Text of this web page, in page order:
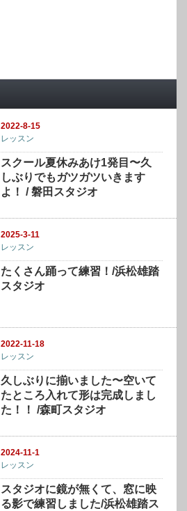
2022-8-15
レッスン
スクール夏休みあけ1発目〜久
しぶりでもガツガツいきます
よ！ / 磐田スタジオ
2025-3-11
レッスン
たくさん踊って練習！/浜松雄踏
スタジオ
2022-11-18
レッスン
久しぶりに揃いました〜空いて
たところ入れて形は完成しまし
た！！ /森町スタジオ
2024-11-1
レッスン
スタジオに鏡が無くて、窓に映
る影で練習しました/浜松雄踏ス